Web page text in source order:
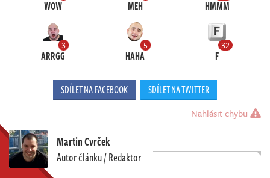
WOW MEH HMMM
3
ARRGG
5
HAHA
32
F
SDÍLET NA FACEBOOK SDÍLET NA TWITTER
Nahlásit chybu
Martin Cvrček
Autor článku / Redaktor